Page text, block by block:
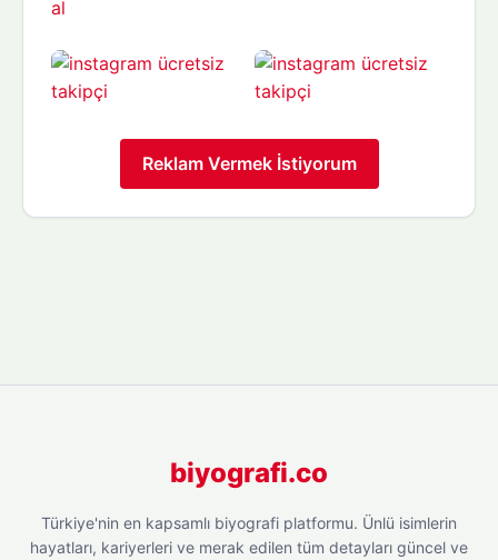
Reklam Vermek İstiyorum
biyografi.co
Türkiye'nin en kapsamlı biyografi platformu. Ünlü isimlerin
hayatları, kariyerleri ve merak edilen tüm detayları güncel ve